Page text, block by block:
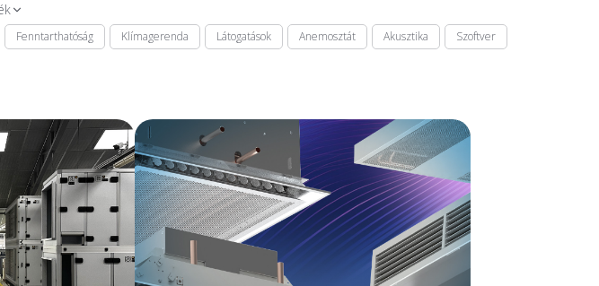
Fenntarthatóság Klímagerenda Látogatások Anemosztát Akusztika
Szoftver